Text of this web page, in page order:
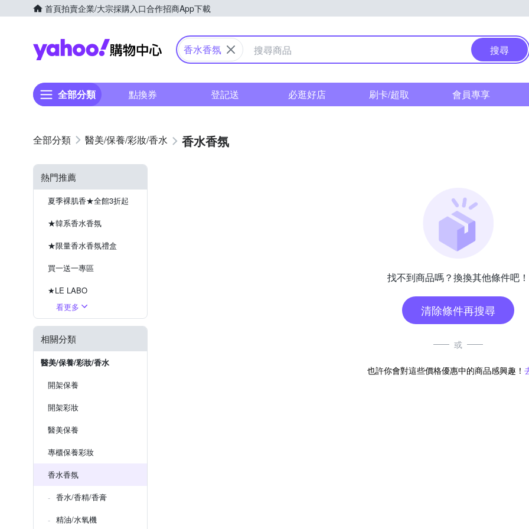
首頁拍賣企業/大宗採購入口合作招商App下載
Yahoo購物中心
香水香氛 搜尋
全部分類 點換券 登記送 必逛好店 刷卡/超取 會員專享
醫美/保養/彩妝/香水 香水香氛
熱門推薦
夏季裸肌香★全館3折起
★韓系香水香氛
★限量香水香氛禮盒
買一送一專區
★LE LABO
★Margiela
看更多
相關分類
醫美/保養/彩妝/香水
開架保養
開架彩妝
醫美保養
專櫃保養彩妝
香水香氛
香水/香精/香膏
精油/水氧機
找不到商品嗎？換換其他條件吧！
清除條件再搜尋
或
也許你會對這些價格優惠中的商品感興趣！